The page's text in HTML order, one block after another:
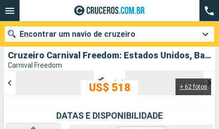
Cruzeiro Carnival Freedom: Estados Unidos, Bahamas partindo de Norfolk
Carnival Freedom
+ 62 fotos
US$ 518
DATAS E DISPONIBILIDADE
Encontrar um navio de cruzeiro